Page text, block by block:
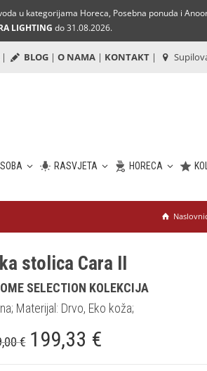
u kategorijama Horeca, Posebna ponuda i
LIGHTING do 31.08.2026.
| BLOG | O NAMA | KONTAKT |
RASVJETA HORECA
stolica Cara II
SELECTION KOLEKCIJA
Materijal: Drvo, Eko koža;
€ 199,33 €